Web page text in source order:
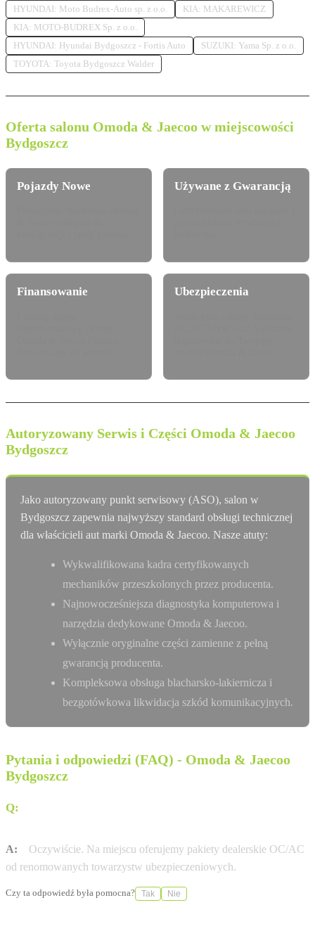
HYUNDAI: Moto Budrex-Auto sp. z o.o.
KIA: MAKAREWICZ
KIA: MOTO-BUDREX Sp. z o.o.
HYUNDAI: Hyundai Bydgoszcz - Fortis Auto
SUZUKI: Yama Sp. z o.o.
TOYOTA: Toyota Bydgoszcz Walder
Oferta salonu Omoda & Jaecoo w miejscowości
Bydgoszcz
Pojazdy Nowe Używane z Gwarancją
Finansowanie Ubezpieczenia
Autoryzowany Serwis i Części Omoda & Jaecoo
Bydgoszcz
Jako autoryzowany punkt serwisowy (ASO), salon w
Bydgoszcz zapewnia najwyższy standard obsługi technicznej
dla właścicieli aut marki Omoda & Jaecoo. Nasze atuty:
Wykwalifikowana kadra certyfikowanych
mechaników przeszkolonych przez producenta.
Najnowocześniejsza diagnostyka komputerowa i
narzędzia dedykowane Omoda & Jaecoo.
Wyłącznie oryginalne części zamienne z pełną
gwarancją producenta.
Kompleksowa obsługa blacharsko-lakiernicza i
bezgotówkowa likwidacja szkód komunikacyjnych.
Pytania i odpowiedzi (FAQ) - Omoda & Jaecoo
Bydgoszcz
Q:
A:
Oczywiście. Na miejscu oferujemy pakiety dealerskie OC/AC
od renomowanych towarzystw ubezpieczeniowych.
Czy ta odpowiedź była pomocna? Tak Nie